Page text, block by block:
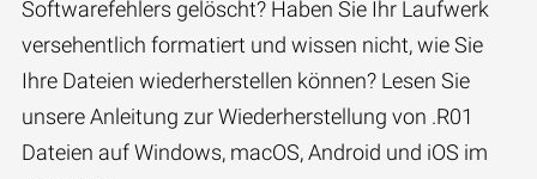
Softwarefehlers gelöscht? Haben Sie Ihr Laufwerk
versehentlich formatiert und wissen nicht, wie Sie
Ihre Dateien wiederherstellen können? Lesen Sie
unsere Anleitung zur Wiederherstellung von .R01
Dateien auf Windows, macOS, Android und iOS im